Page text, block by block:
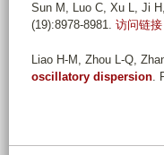
Sun M, Luo C, Xu L, Ji
(19):8978-8981. 访问链接
Liao H-M, Zhou L-Q,
oscillatory dispersion.